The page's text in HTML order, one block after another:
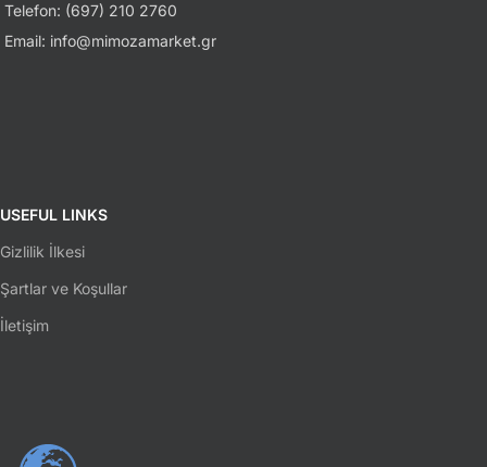
Telefon: (697) 210 2760
Email: info@mimozamarket.gr
USEFUL LINKS
Gizlilik İlkesi
Şartlar ve Koşullar
İletişim